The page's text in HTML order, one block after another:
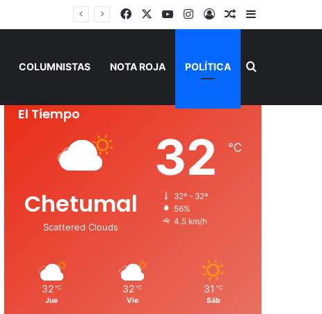
FacebookYouTubeInstagram
AccesoPublicación al
Barra lateral
COLUMNISTAS NOTA ROJA POLÍTICA Buscar por
El Tiempo
Chetumal
Scattered Clouds
32 ℃
32º - 32º
56%
4.5 km/h
32 ℃
Jue
32 ℃
Vie
31 ℃
Sáb